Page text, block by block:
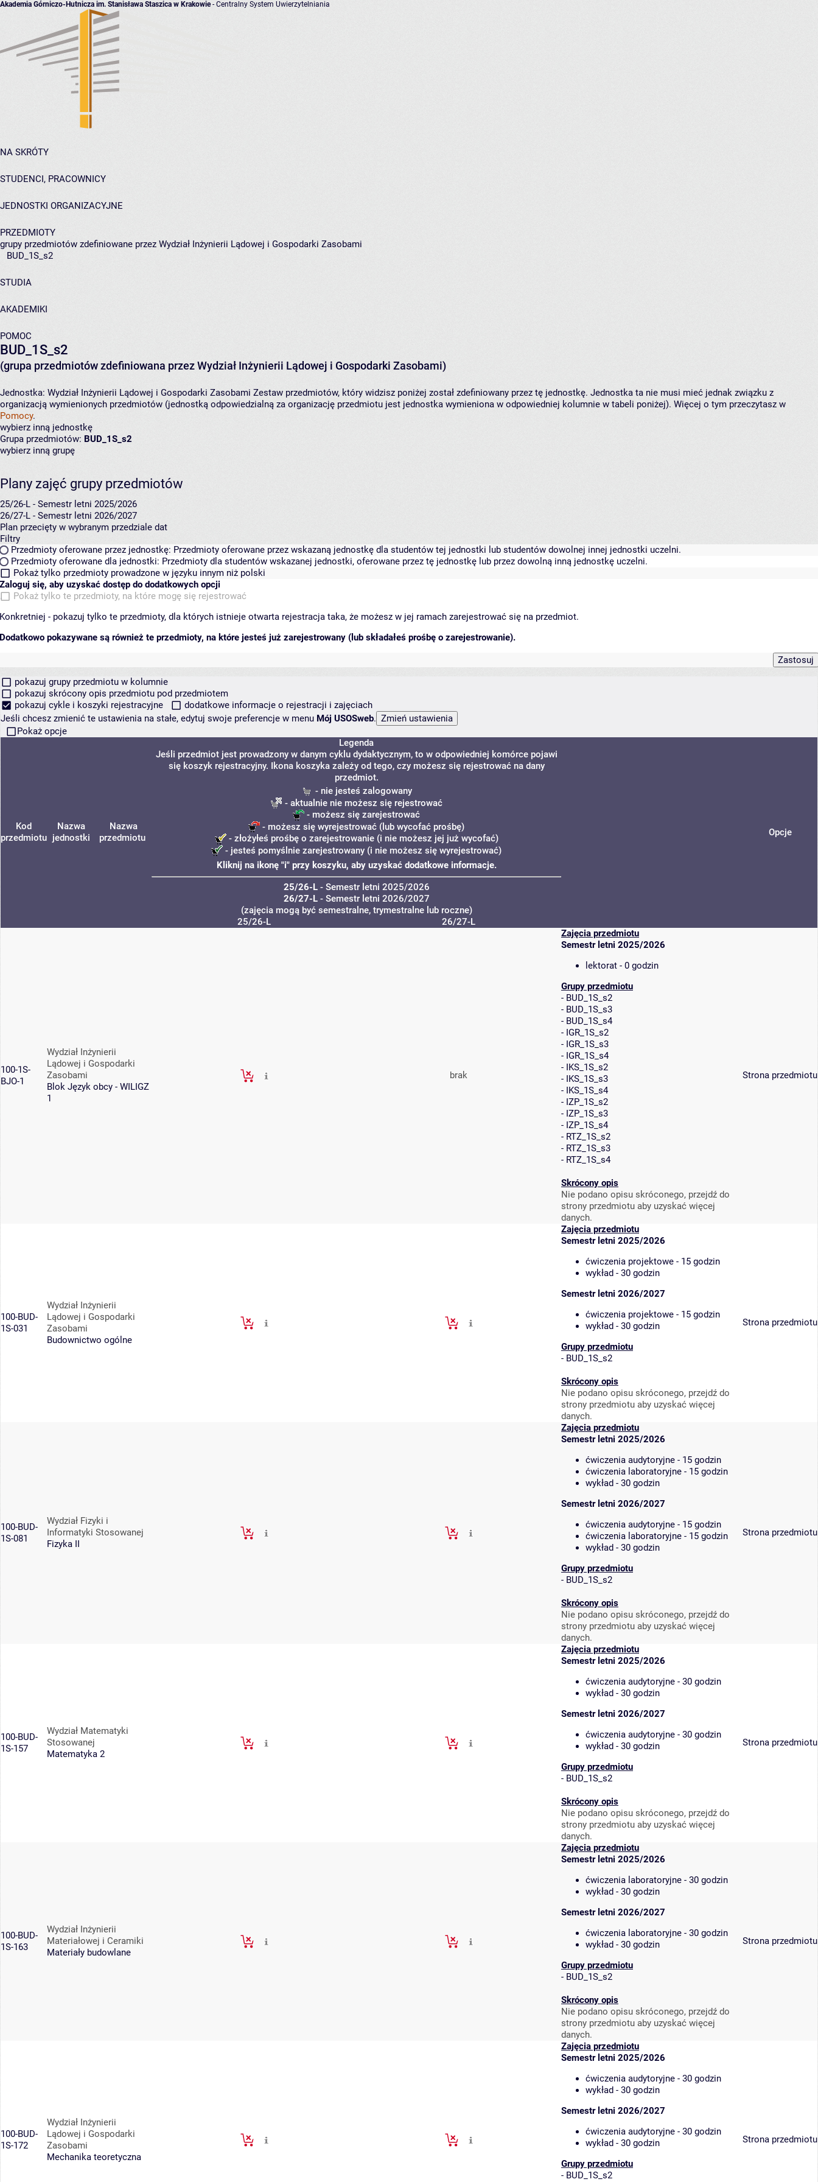
Akademia Górniczo-Hutnicza im. Stanisława Staszica w Krakowie- Centralny System Uwierzytelniania
NA SKRÓTY
STUDENCI, PRACOWNICY
JEDNOSTKI ORGANIZACYJNE
PRZEDMIOTY
grupy przedmiotów zdefiniowane przez Wydział Inżynierii Lądowej i Gospodarki Zasobami
BUD_1S_s2
STUDIA
AKADEMIKI
POMOC
BUD_1S_s2
(grupa przedmiotów zdefiniowana przez Wydział Inżynierii Lądowej i Gospodarki Zasobami)
Jednostka: Wydział Inżynierii Lądowej i Gospodarki Zasobami Zestaw przedmiotów, który widzisz poniżej został zdefiniowany przez tę jednostkę. Jednostka ta nie musi mieć jednak związku z
organizacją wymienionych przedmiotów (jednostką odpowiedzialną za organizację przedmiotu jest jednostka wymieniona w odpowiedniej kolumnie w tabeli poniżej). Więcej o tym przeczytasz w
Pomocy.
wybierz inną jednostkę
Grupa przedmiotów: BUD_1S_s2
wybierz inną grupę
Plany zajęć grupy przedmiotów
25/26-L - Semestr letni 2025/2026
26/27-L - Semestr letni 2026/2027
Plan przecięty w wybranym przedziale dat
Filtry
Przedmioty oferowane przez jednostkę: Przedmioty oferowane przez wskazaną jednostkę dla studentów tej jednostki lub studentów dowolnej innej jednostki uczelni.
Przedmioty oferowane dla jednostki: Przedmioty dla studentów wskazanej jednostki, oferowane przez tę jednostkę lub przez dowolną inną jednostkę uczelni.
Pokaż tylko przedmioty prowadzone w języku innym niż polski
Zaloguj się, aby uzyskać dostęp do dodatkowych opcji
Pokaż tylko te przedmioty, na które mogę się rejestrować
Konkretniej - pokazuj tylko te przedmioty, dla których istnieje otwarta rejestracja taka, że możesz w jej ramach zarejestrować się na przedmiot.
Dodatkowo pokazywane są również te przedmioty, na które jesteś już zarejestrowany (lub składałeś prośbę o zarejestrowanie).
pokazuj grupy przedmiotu w kolumnie
pokazuj skrócony opis przedmiotu pod przedmiotem
pokazuj cykle i koszyki rejestracyjne
dodatkowe informacje o rejestracji i zajęciach
Jeśli chcesz zmienić te ustawienia na stałe, edytuj swoje preferencje w menu Mój USOSweb.
Pokaż opcje
Kod
przedmiotu
Nazwa
jednostki
Nazwa
przedmiotu
Legenda
Jeśli przedmiot jest prowadzony w danym cyklu dydaktycznym, to w odpowiedniej komórce pojawi
się koszyk rejestracyjny. Ikona koszyka zależy od tego, czy możesz się rejestrować na dany
przedmiot.
- nie jesteś zalogowany
- aktualnie nie możesz się rejestrować
- możesz się zarejestrować
- możesz się wyrejestrować (lub wycofać prośbę)
- złożyłeś prośbę o zarejestrowanie (i nie możesz jej już wycofać)
- jesteś pomyślnie zarejestrowany (i nie możesz się wyrejestrować)
Kliknij na ikonę "i" przy koszyku, aby uzyskać dodatkowe informacje.
25/26-L- Semestr letni 2025/2026
26/27-L- Semestr letni 2026/2027
(zajęcia mogą być semestralne, trymestralne lub roczne)
Opcje
25/26-L 26/27-L
100-1S-
BJO-1
Wydział Inżynierii
Lądowej i Gospodarki
Zasobami
Blok Język obcy - WILIGZ
1
brak
Zajęcia przedmiotu
Semestr letni 2025/2026
lektorat - 0 godzin
Grupy przedmiotu
- BUD_1S_s2
- BUD_1S_s3
- BUD_1S_s4
- IGR_1S_s2
- IGR_1S_s3
- IGR_1S_s4
- IKS_1S_s2
- IKS_1S_s3
- IKS_1S_s4
- IZP_1S_s2
- IZP_1S_s3
- IZP_1S_s4
- RTZ_1S_s2
- RTZ_1S_s3
- RTZ_1S_s4
Skrócony opis
Nie podano opisu skróconego, przejdź do
strony przedmiotu aby uzyskać więcej
danych.
Strona przedmiotu
100-BUD-
1S-031
Wydział Inżynierii
Lądowej i Gospodarki
Zasobami
Budownictwo ogólne
Zajęcia przedmiotu
Semestr letni 2025/2026
ćwiczenia projektowe - 15 godzin
wykład - 30 godzin
Semestr letni 2026/2027
ćwiczenia projektowe - 15 godzin
wykład - 30 godzin
Grupy przedmiotu
- BUD_1S_s2
Skrócony opis
Nie podano opisu skróconego, przejdź do
strony przedmiotu aby uzyskać więcej
danych.
Strona przedmiotu
100-BUD-
1S-081
Wydział Fizyki i
Informatyki Stosowanej
Fizyka II
Zajęcia przedmiotu
Semestr letni 2025/2026
ćwiczenia audytoryjne - 15 godzin
ćwiczenia laboratoryjne - 15 godzin
wykład - 30 godzin
Semestr letni 2026/2027
ćwiczenia audytoryjne - 15 godzin
ćwiczenia laboratoryjne - 15 godzin
wykład - 30 godzin
Grupy przedmiotu
- BUD_1S_s2
Skrócony opis
Nie podano opisu skróconego, przejdź do
strony przedmiotu aby uzyskać więcej
danych.
Strona przedmiotu
100-BUD-
1S-157
Wydział Matematyki
Stosowanej
Matematyka 2
Zajęcia przedmiotu
Semestr letni 2025/2026
ćwiczenia audytoryjne - 30 godzin
wykład - 30 godzin
Semestr letni 2026/2027
ćwiczenia audytoryjne - 30 godzin
wykład - 30 godzin
Grupy przedmiotu
- BUD_1S_s2
Skrócony opis
Nie podano opisu skróconego, przejdź do
strony przedmiotu aby uzyskać więcej
danych.
Strona przedmiotu
100-BUD-
1S-163
Wydział Inżynierii
Materiałowej i Ceramiki
Materiały budowlane
Zajęcia przedmiotu
Semestr letni 2025/2026
ćwiczenia laboratoryjne - 30 godzin
wykład - 30 godzin
Semestr letni 2026/2027
ćwiczenia laboratoryjne - 30 godzin
wykład - 30 godzin
Grupy przedmiotu
- BUD_1S_s2
Skrócony opis
Nie podano opisu skróconego, przejdź do
strony przedmiotu aby uzyskać więcej
danych.
Strona przedmiotu
100-BUD-
1S-172
Wydział Inżynierii
Lądowej i Gospodarki
Zasobami
Mechanika teoretyczna
Zajęcia przedmiotu
Semestr letni 2025/2026
ćwiczenia audytoryjne - 30 godzin
wykład - 30 godzin
Semestr letni 2026/2027
ćwiczenia audytoryjne - 30 godzin
wykład - 30 godzin
Grupy przedmiotu
- BUD_1S_s2
Strona przedmiotu